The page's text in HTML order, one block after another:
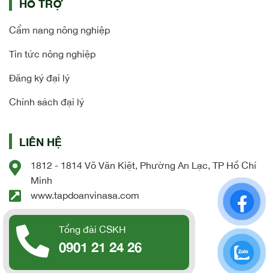
HỖ TRỢ
Cẩm nang nông nghiệp
Tin tức nông nghiệp
Đăng ký đại lý
Chính sách đại lý
LIÊN HỆ
1812 - 1814 Võ Văn Kiệt, Phường An Lạc, TP Hồ Chí
Minh
www.tapdoanvinasa.com
Tổng đài CSKH
0901 21 24 26